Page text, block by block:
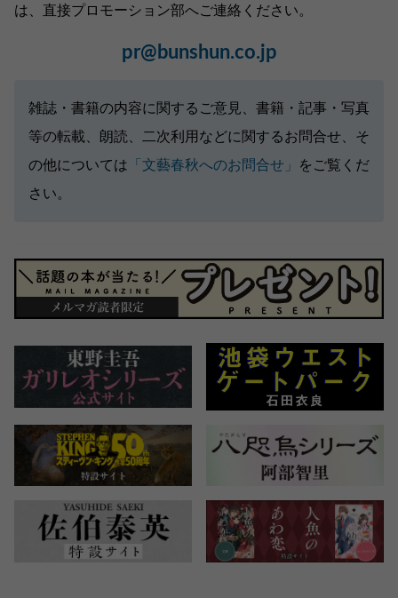
は、直接プロモーション部へご連絡ください。
pr@bunshun.co.jp
雑誌・書籍の内容に関するご意見、書籍・記事・写真
等の転載、朗読、二次利用などに関するお問合せ、そ
の他については 「文藝春秋へのお問合せ」
をご覧くだ
さい。